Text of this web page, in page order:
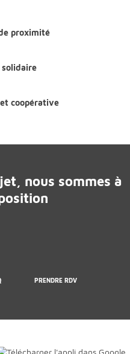
proximité
solidaire
coopérative
nous sommes à
PRENDRE RDV